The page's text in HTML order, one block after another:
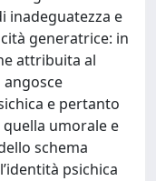
inadeguatezza e
generatrice: in
attribuita al
angosce
e pertanto
umorale e
schema
psichica